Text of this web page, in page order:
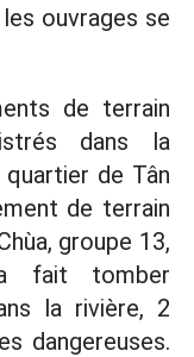
ouvrages se
de terrain
dans la
de Tân
de terrain
groupe 13,
fait tomber
la rivière, 2
dangereuses.